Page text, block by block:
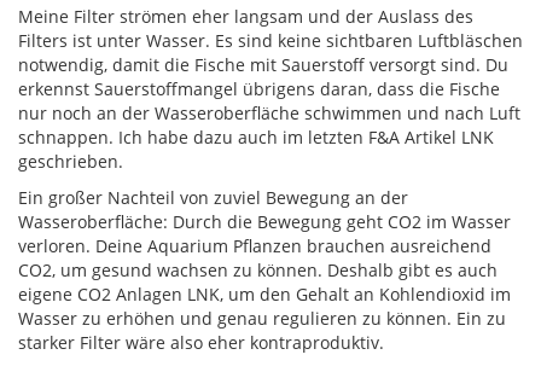
Meine Filter strömen eher langsam und der Auslass des
Filters ist unter Wasser. Es sind keine sichtbaren Luftbläschen
notwendig, damit die Fische mit Sauerstoff versorgt sind. Du
erkennst Sauerstoffmangel übrigens daran, dass die Fische
nur noch an der Wasseroberfläche schwimmen und nach Luft
schnappen. Ich habe dazu auch im letzten F&A Artikel LNK
geschrieben.
Ein großer Nachteil von zuviel Bewegung an der
Wasseroberfläche: Durch die Bewegung geht CO2 im Wasser
verloren. Deine Aquarium Pflanzen brauchen ausreichend
CO2, um gesund wachsen zu können. Deshalb gibt es auch
eigene CO2 Anlagen LNK, um den Gehalt an Kohlendioxid im
Wasser zu erhöhen und genau regulieren zu können. Ein zu
starker Filter wäre also eher kontraproduktiv.